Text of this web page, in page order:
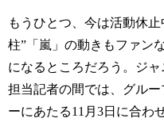
もうひとつ、今は活動休止
柱”「嵐」の動きもファン
になるところだろう。ジ
担当記者の間では、グル
ーにあたる11月3日に合わ